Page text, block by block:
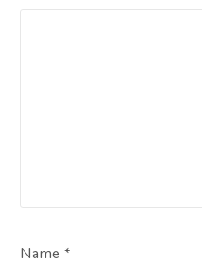
Name *